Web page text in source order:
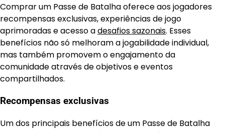
Comprar um Passe de Batalha oferece aos jogadores
recompensas exclusivas, experiências de jogo
aprimoradas e acesso adesafios sazonais. Esses
benefícios não só melhoram a jogabilidade individual,
mas também promovem o engajamento da
comunidade através de objetivos e eventos
compartilhados.
Recompensas exclusivas
Um dos principais benefícios de um Passe de Batalha